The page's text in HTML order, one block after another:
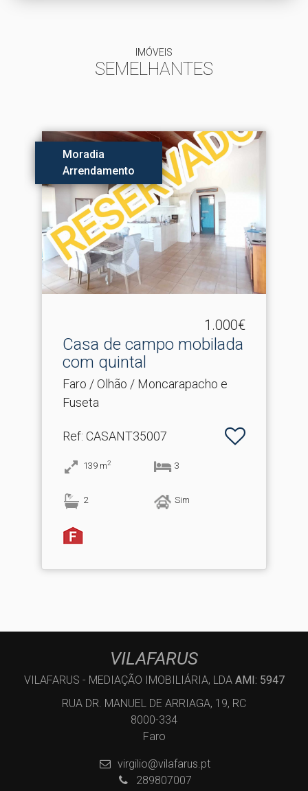
IMÓVEIS
SEMELHANTES
Moradia
Arrendamento
1.000€
Casa de campo mobilada
com quintal
Faro / Olhão / Moncarapacho e
Fuseta
Ref: CASANT35007
139 m2 3
2 Sim
VILAFARUS
VILAFARUS - MEDIAÇÃO IMOBILIÁRIA, LDA AMI: 5947
RUA DR. MANUEL DE ARRIAGA, 19, RC
8000-334
Faro
virgilio@vilafarus.pt
289807007